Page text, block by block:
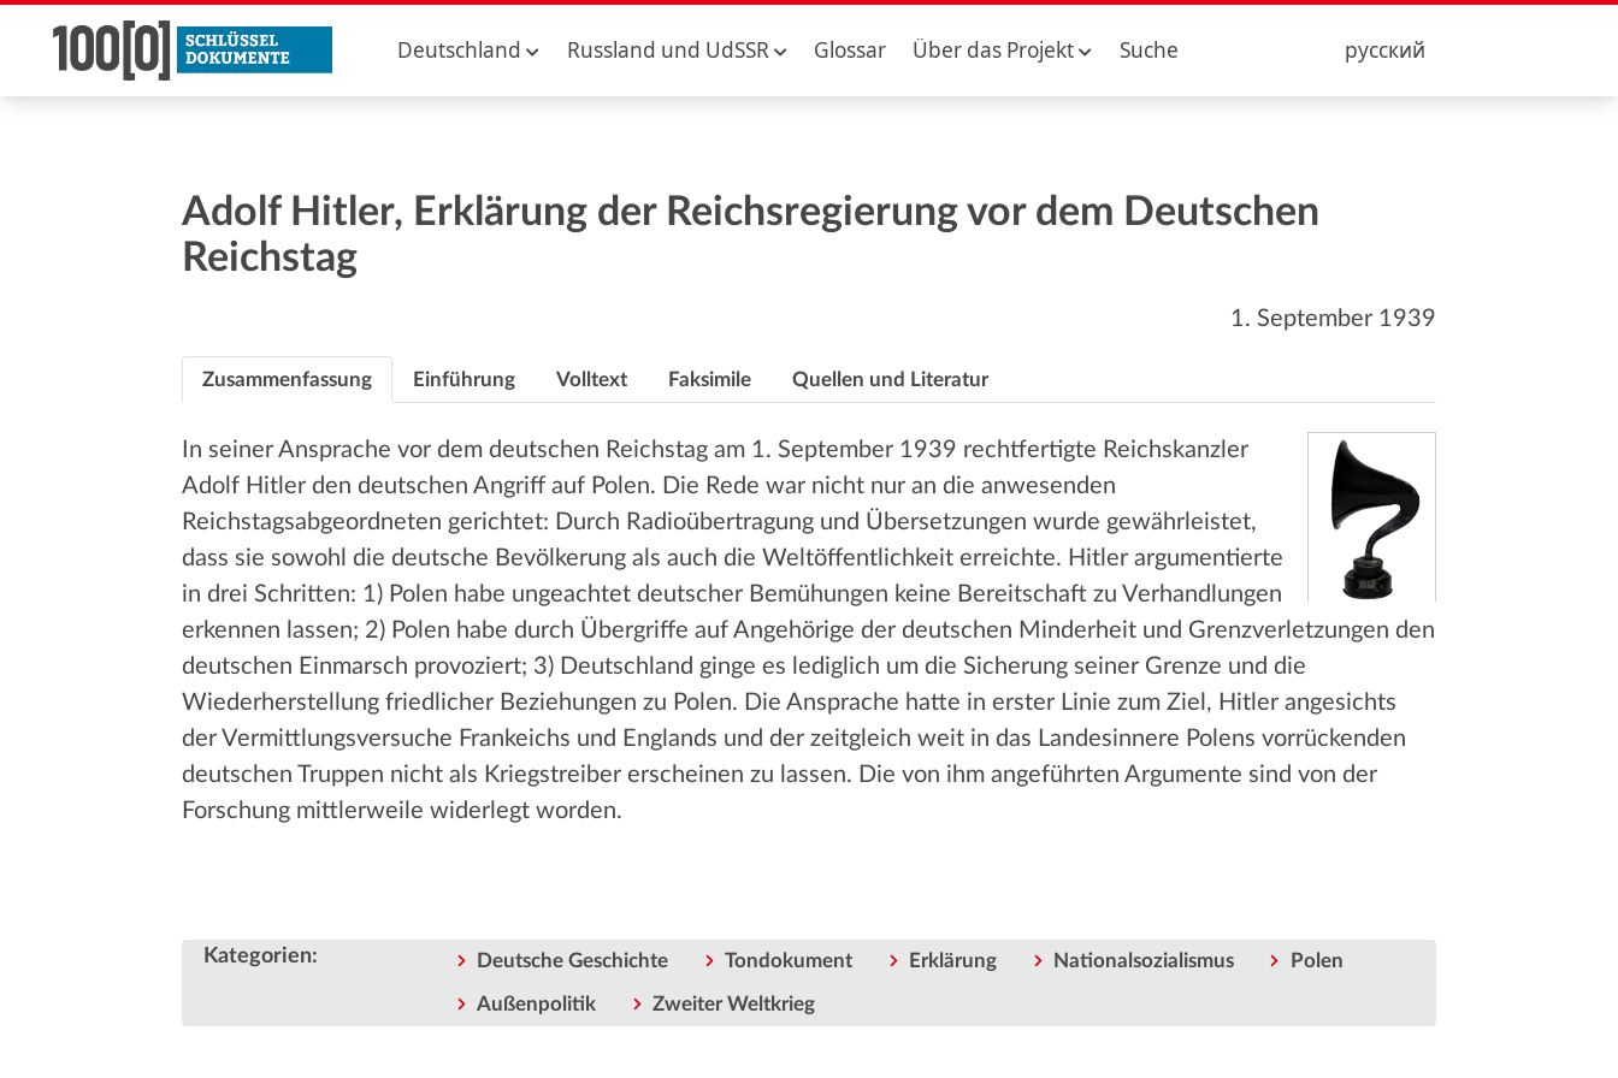
Deutschland Russland und UdSSR Glossar Über das Projekt Suche русский
Adolf Hitler, Erklärung der Reichsregierung vor dem Deutschen
Reichstag
1. September 1939
Zusammenfassung Einführung Volltext Faksimile Quellen und Literatur
In seiner Ansprache vor dem deutschen Reichstag am 1. September 1939 rechtfertigte Reichskanzler
Adolf Hitler den deutschen Angriff auf Polen. Die Rede war nicht nur an die anwesenden
Reichstagsabgeordneten gerichtet: Durch Radioübertragung und Übersetzungen wurde gewährleistet,
dass sie sowohl die deutsche Bevölkerung als auch die Weltöffentlichkeit erreichte. Hitler argumentierte
in drei Schritten: 1) Polen habe ungeachtet deutscher Bemühungen keine Bereitschaft zu Verhandlungen
erkennen lassen; 2) Polen habe durch Übergriffe auf Angehörige der deutschen Minderheit und Grenzverletzungen den
deutschen Einmarsch provoziert; 3) Deutschland ginge es lediglich um die Sicherung seiner Grenze und die
Wiederherstellung friedlicher Beziehungen zu Polen. Die Ansprache hatte in erster Linie zum Ziel, Hitler angesichts
der Vermittlungsversuche Frankeichs und Englands und der zeitgleich weit in das Landesinnere Polens vorrückenden
deutschen Truppen nicht als Kriegstreiber erscheinen zu lassen. Die von ihm angeführten Argumente sind von der
Forschung mittlerweile widerlegt worden.
Kategorien: Deutsche Geschichte Tondokument Erklärung Nationalsozialismus Polen
Außenpolitik Zweiter Weltkrieg